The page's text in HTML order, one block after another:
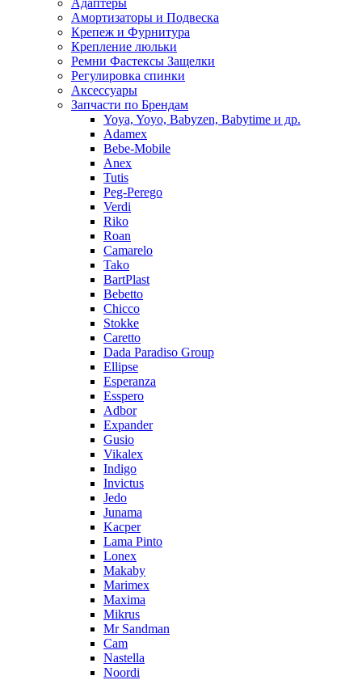
Адаптеры
Амортизаторы и Подвеска
Крепеж и Фурнитура
Крепление люльки
Ремни Фастексы Защелки
Регулировка спинки
Аксессуары
Запчасти по Брендам
Yoya, Yoyo, Babyzen, Babytime и др.
Adamex
Bebe-Mobile
Anex
Tutis
Peg-Perego
Verdi
Riko
Roan
Camarelo
Tako
BartPlast
Bebetto
Chicco
Stokke
Caretto
Dada Paradiso Group
Ellipse
Esperanza
Esspero
Adbor
Expander
Gusio
Vikalex
Indigo
Invictus
Jedo
Junama
Kacper
Lama Pinto
Lonex
Makaby
Marimex
Maxima
Mikrus
Mr Sandman
Cam
Nastella
Noordi